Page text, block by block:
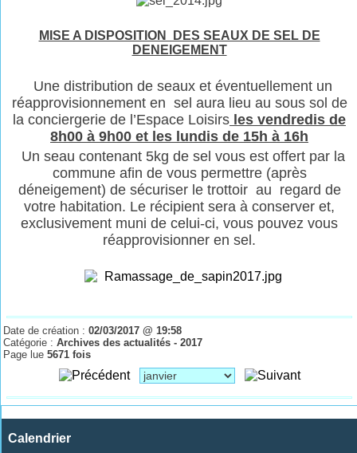
MISE A DISPOSITION DES SEAUX DE SEL DE
DENEIGEMENT
Une distribution de seaux et éventuellement un
réapprovisionnement en sel aura lieu au sous sol de
la conciergerie de l’Espace Loisirs les vendredis de
8h00 à 9h00 et les lundis de 15h à 16h
Un seau contenant 5kg de sel vous est offert par la
commune afin de vous permettre (après
déneigement) de sécuriser le trottoir au regard de
votre habitation. Le récipient sera à conserver et,
exclusivement muni de celui-ci, vous pouvez vous
réapprovisionner en sel.
Date de création :02/03/2017 @ 19:58
Catégorie :Archives des actualités - 2017
Page lue5671 fois
Calendrier